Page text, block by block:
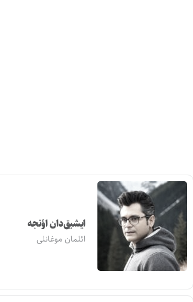
ایشیق‌دان اؤنجه
ائلمان موغانلی